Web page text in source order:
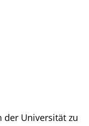
der Universität zu